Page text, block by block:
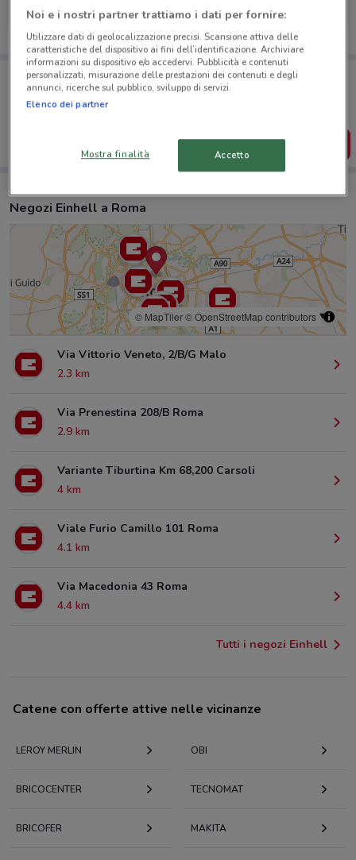
Scade il 31/12 2.3 km Scade il 31/12
Porta DoveConviene sempre con te!
Puoi trovare le migliori offerte dei negozi vicino a te,
salvarle e creare la tua lista del risparmio, comodamente
SCARICA L’APP
Negozi Einhell a Roma
© MapTiler© OpenStreetMap contributors
Via Vittorio Veneto, 2/B/G Malo
2.3 km
Via Prenestina 208/B Roma
2.9 km
Variante Tiburtina Km 68,200 Carsoli
4 km
Viale Furio Camillo 101 Roma
4.1 km
Via Macedonia 43 Roma
4.4 km
Tutti i negozi Einhell
Catene con offerte attive nelle vicinanze
LEROY MERLIN OBI
BRICOCENTER TECNOMAT
BRICOFER MAKITA
Noi e i nostri partner trattiamo i dati per fornire:
Utilizzare dati di geolocalizzazione precisi. Scansione attiva delle
caratteristiche del dispositivo ai fini dell’identificazione. Archiviare
informazioni su dispositivo e/o accedervi. Pubblicità e contenuti
personalizzati, misurazione delle prestazioni dei contenuti e degli
annunci, ricerche sul pubblico, sviluppo di servizi.
Elenco dei partner
Mostra finalità Accetto